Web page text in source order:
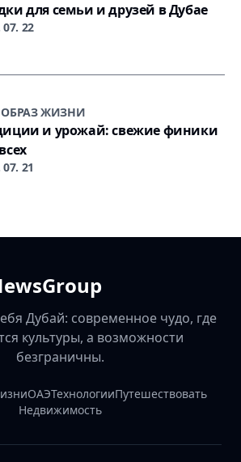
для семьи и друзей в Дубае
07. 22
ОБРАЗ ЖИЗНИ
и урожай: свежие финики
21
Дубай: современное чудо, где
культуры, а возможности
безграничны.
ОАЭТехнологииПутешествовать
Недвижимость